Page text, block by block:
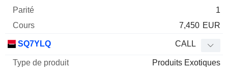
1
7,450 EUR
SQ7YLQ CALL
Produits Exotiques